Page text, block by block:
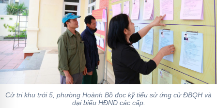
Cử tri khu trới 5, phường Hoành Bồ đọc kỹ tiểu sử ứng cử ĐBQH và
đại biểu HĐND các cấp.